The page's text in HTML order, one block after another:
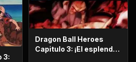
3:
Dragon Ball Heroes
Capitulo 3: ¡El esplendor